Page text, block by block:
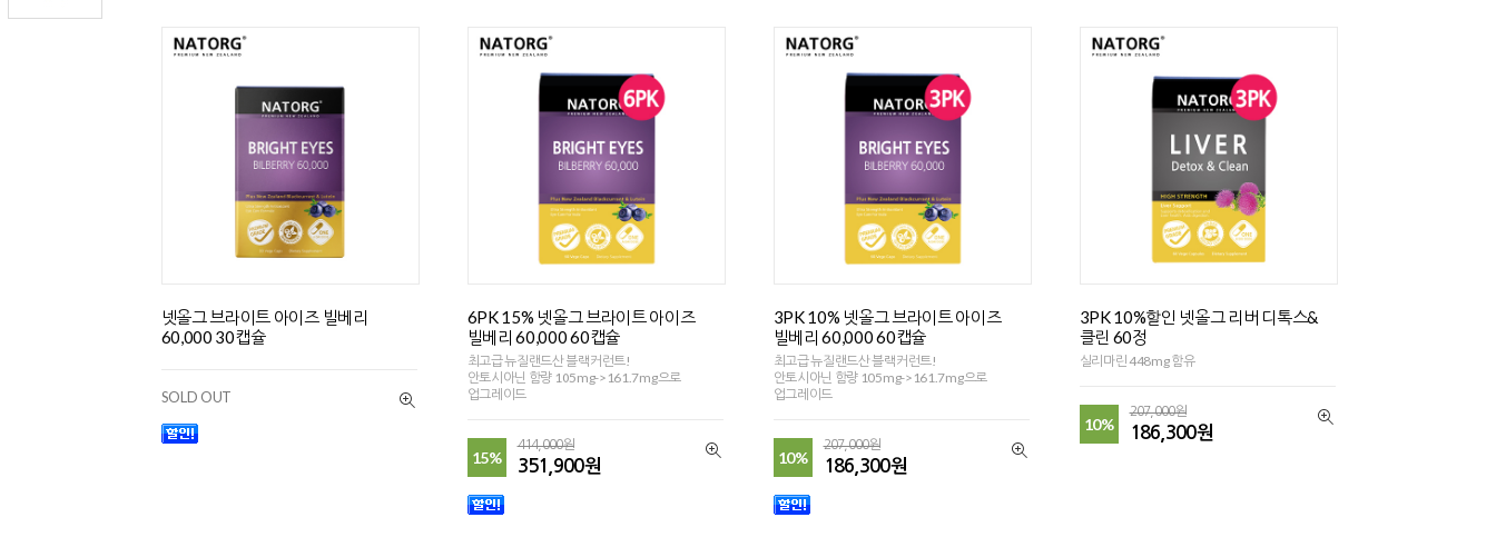
넷올그 브라이트 아이즈 빌베리
60,000 30캡슐
SOLD OUT
6PK 15% 넷올그 브라이트 아이즈
빌베리 60,000 60캡슐
최고급 뉴질랜드산 블랙커런트!
안토시아닌 함량 105mg->161.7mg으로
업그레이드
15%
414,000원
351,900원
3PK 10% 넷올그 브라이트 아이즈
빌베리 60,000 60캡슐
최고급 뉴질랜드산 블랙커런트!
안토시아닌 함량 105mg->161.7mg으로
업그레이드
10%
207,000원
186,300원
3PK 10%할인 넷올그 리버 디톡스&
클린 60정
실리마린 448mg 함유
10%
207,000원
186,300원